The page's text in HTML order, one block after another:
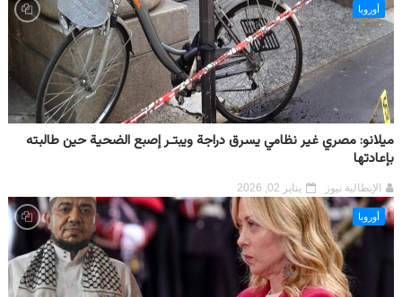
أوروبا
ميلانو: مصري غير نظامي يسرق دراجة ويبتـر إصبع الضحية حين طالبته
بإعادتها
الإيطالية نيوز يناير 02, 2026
أوروبا